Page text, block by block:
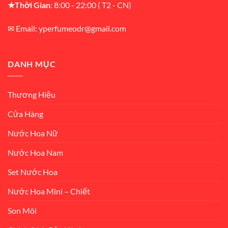
★Thời Gian: 8:00 - 22:00 ( T2 - CN)
✉ Email: yperfumeodr@gmail.com
DANH MỤC
Thương Hiệu
Cửa Hàng
Nước Hoa Nữ
Nước Hoa Nam
Set Nước Hoa
Nước Hoa Mini – Chiết
Son Môi